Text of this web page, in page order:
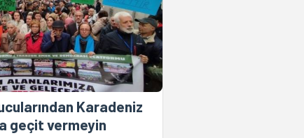
Karadeniz
geçit vermeyin